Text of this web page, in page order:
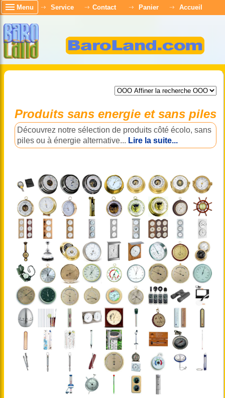
Menu Service Contact Panier Accueil
Produits sans energie et sans piles
Découvrez notre sélection de produits côté écolo, sans
piles ou à énergie alternative... Lire la suite...